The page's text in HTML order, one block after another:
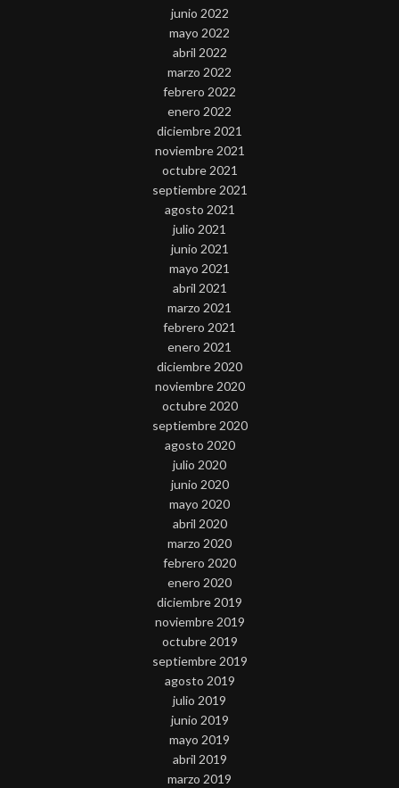
junio 2022
mayo 2022
abril 2022
marzo 2022
febrero 2022
enero 2022
diciembre 2021
noviembre 2021
octubre 2021
septiembre 2021
agosto 2021
julio 2021
junio 2021
mayo 2021
abril 2021
marzo 2021
febrero 2021
enero 2021
diciembre 2020
noviembre 2020
octubre 2020
septiembre 2020
agosto 2020
julio 2020
junio 2020
mayo 2020
abril 2020
marzo 2020
febrero 2020
enero 2020
diciembre 2019
noviembre 2019
octubre 2019
septiembre 2019
agosto 2019
julio 2019
junio 2019
mayo 2019
abril 2019
marzo 2019